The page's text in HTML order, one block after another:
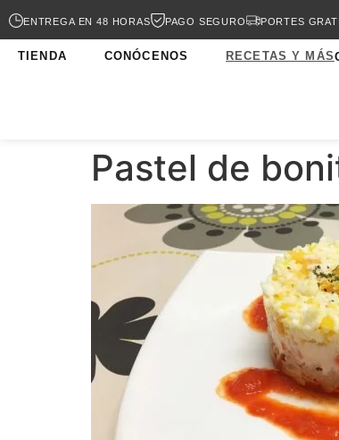
ENTREGA EN 48 HORAS PAGO SEGURO PORTES
TIENDA CONÓCENOS RECETAS Y MÁS
Pastel de